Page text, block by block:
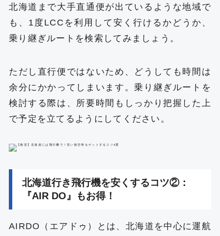
北海道まで大手直通便が出ているような地域で
も、1度LCCを利用して安く行けるかどうか、
乗り継ぎルートを検索してみましょう。
ただし直行便ではないため、どうしても時間は
余分にかかってしまいます。乗り継ぎルートを
検討する際は、所要時間もしっかり把握した上
で予定を立てるようにしてください。
北海道行き飛行機を安くするコツ②：
『AIR DO』もお得！
AIRDO（エアドゥ）とは、北海道を中心に運航